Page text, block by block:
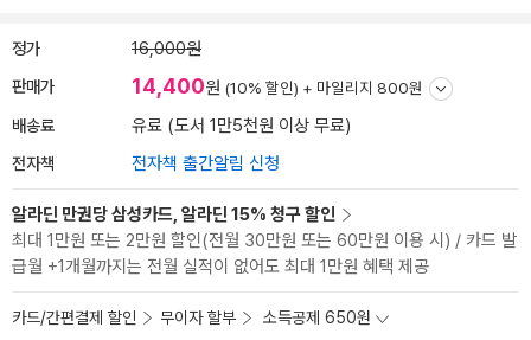
정가 16,000원
판매가 14,400원 (10% 할인) + 마일리지 800원
배송료 유료 (도서 1만5천원 이상 무료)
전자책 전자책 출간알림 신청
알라딘 만권당 삼성카드, 알라딘 15% 청구 할인
최대 1만원 또는 2만원 할인(전월 30만원 또는 60만원 이용 시) / 카드 발
급월 +1개월까지는 전월 실적이 없어도 최대 1만원 혜택 제공
카드/간편결제 할인 무이자 할부 소득공제 650원